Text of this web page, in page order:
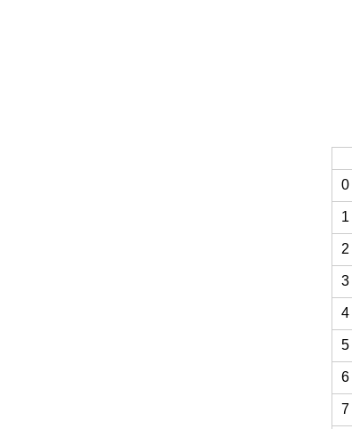
0
1
2
3
4
5
6
7